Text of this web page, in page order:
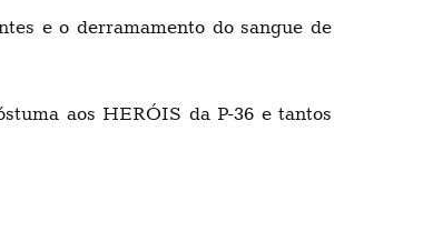
e o derramamento do sangue de
aos HERÓIS da P-36 e tantos